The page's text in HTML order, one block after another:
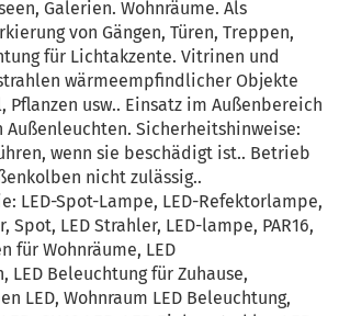
Galerien. Wohnräume. Als
von Gängen, Türen, Treppen,
für Lichtakzente. Vitrinen und
wärmeempfindlicher Objekte
usw.. Einsatz im Außenbereich
Außenleuchten. Sicherheitshinweise:
wenn sie beschädigt ist.. Betrieb
nicht zulässig..
LED-Spot-Lampe, LED-Refektorlampe,
Spot, LED Strahler, LED-lampe, PAR16,
für Wohnräume, LED
LED Beleuchtung für Zuhause,
LED, Wohnraum LED Beleuchtung,